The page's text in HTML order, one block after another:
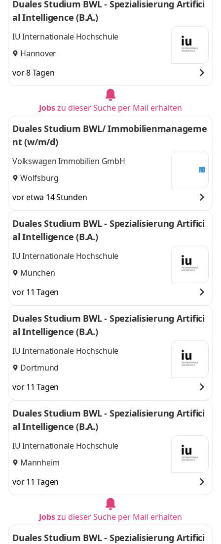
Duales Studium BWL - Spezialisierung Artifici
al Intelligence (B.A.)
IU Internationale Hochschule
Hannover
vor 8 Tagen
Jobszu dieser Suche per Mail erhalten
Duales Studium BWL/ Immobilienmanageme
nt (w/m/d)
Volkswagen Immobilien GmbH
Wolfsburg
vor etwa 14 Stunden
Duales Studium BWL - Spezialisierung Artifici
al Intelligence (B.A.)
IU Internationale Hochschule
München
vor 11 Tagen
Duales Studium BWL - Spezialisierung Artifici
al Intelligence (B.A.)
IU Internationale Hochschule
Dortmund
vor 11 Tagen
Duales Studium BWL - Spezialisierung Artifici
al Intelligence (B.A.)
IU Internationale Hochschule
Mannheim
vor 11 Tagen
Jobszu dieser Suche per Mail erhalten
Duales Studium BWL - Spezialisierung Artifici